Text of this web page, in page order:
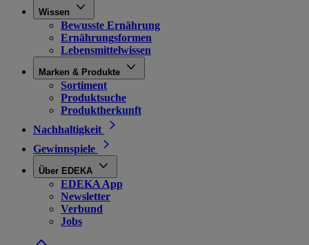
Wissen
Bewusste Ernährung
Ernährungsformen
Lebensmittelwissen
Marken & Produkte
Sortiment
Produktsuche
Produktherkunft
Nachhaltigkeit
Gewinnspiele
Über EDEKA
EDEKA App
Newsletter
Verbund
Jobs